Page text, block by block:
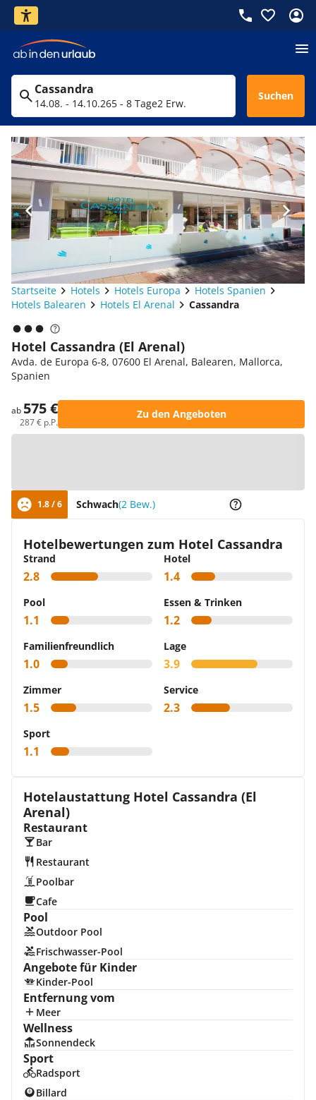
Cassandra
14.08. - 14.10.265 - 8 Tage2 Erw.
Suchen
Startseite Hotels Hotels Europa
Hotels Spanien
Hotels Balearen
Hotels El Arenal Cassandra
Hotel Cassandra (El Arenal)
Avda. de Europa 6-8, 07600 El Arenal, Balearen, Mallorca,
Spanien
ab 575 €
287 € p.P.
Zu den Angeboten
1.8 / 6 Schwach(2 Bew.)
Hotelbewertungen zum Hotel Cassandra
Strand
2.8
Hotel
1.4
Pool
1.1
Essen & Trinken
1.2
Familienfreundlich
1.0
Lage
3.9
Zimmer
1.5
Service
2.3
Sport
1.1
Hotelaustattung Hotel Cassandra (El
Arenal)
Restaurant
Bar
Restaurant
Poolbar
Cafe
Pool
Outdoor Pool
Frischwasser-Pool
Angebote für Kinder
Kinder-Pool
Entfernung vom
Meer
Wellness
Sonnendeck
Sport
Radsport
Billard